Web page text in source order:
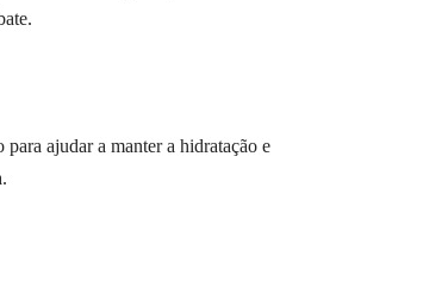
ajudar a manter a hidratação e